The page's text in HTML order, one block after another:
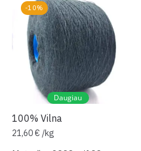
-10%
Daugiau
100% Vilna
21,60€ /kg